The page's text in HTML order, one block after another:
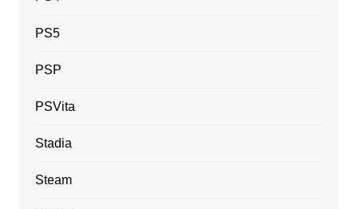
PS5
PSP
PSVita
Stadia
Steam